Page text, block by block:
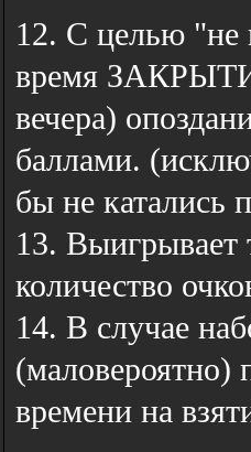
12. С целью "не
время
вечера)
баллами.
бы не катались
13.
количество
14. В случае
(маловероятно)
времени на